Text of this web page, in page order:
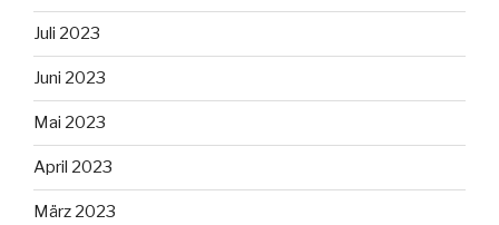
Juli 2023
Juni 2023
Mai 2023
April 2023
März 2023